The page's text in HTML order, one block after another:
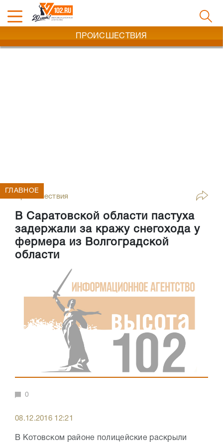
ПРОИСШЕСТВИЯ
Происшествия
В Саратовской области пастуха
задержали за кражу снегохода у
фермера из Волгоградской
области
ГЛАВНОЕ
0
08.12.2016 12:21
В Котовском районе полицейские раскрыли